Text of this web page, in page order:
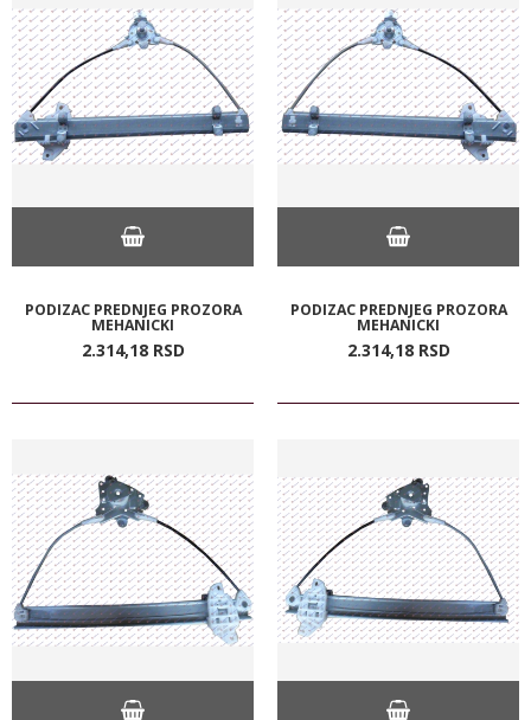
PODIZAC PREDNJEG PROZORA
MEHANICKI
2.314,18 RSD
PODIZAC PREDNJEG PROZORA
MEHANICKI
2.314,18 RSD